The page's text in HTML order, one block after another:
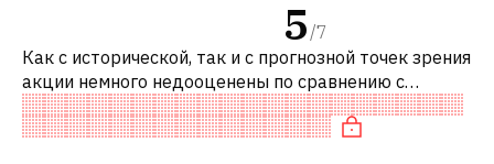
5 /7
Как с исторической, так и с прогнозной точек зрения
акции немного недооценены по сравнению с
аналогичными акциями. В частности, акция
справедливо оценена по P/E, нейтраль